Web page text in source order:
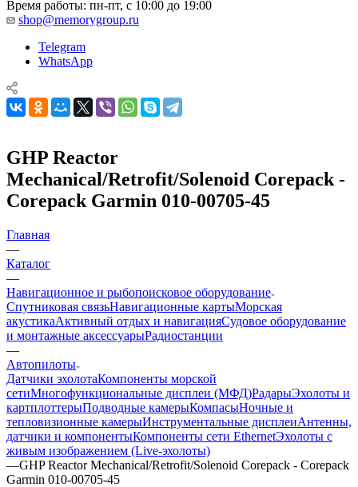
Время работы: пн-пт, с 10:00 до 19:00
shop@memorygroup.ru
Telegram
WhatsApp
GHP Reactor
Mechanical/Retrofit/Solenoid Corepack -
Corepack Garmin 010-00705-45
Главная
—
Каталог
—
Навигационное и рыбопоисковое оборудование
Спутниковая связьНавигационные картыМорская
акустикаАктивный отдых и навигацияСудовое оборудование
и монтажные аксессуарыРадиостанции
—
Автопилоты
Датчики эхолотаКомпоненты морской
сетиМногофункциональные дисплеи (МФД)РадарыЭхолоты и
картплоттерыПодводные камерыКомпасыНочные и
тепловизионные камерыИнструментальные дисплеиАнтенны,
датчики и компонентыКомпоненты сети EthernetЭхолоты с
живым изображением (Live-эхолоты)
—GHP Reactor Mechanical/Retrofit/Solenoid Corepack - Corepack
Garmin 010-00705-45